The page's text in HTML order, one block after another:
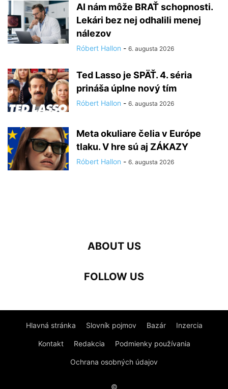
AI nám môže BRAŤ schopnosti.
Lekári bez nej odhalili menej
nálezov
Róbert Hallon - 6. augusta 2026
Ted Lasso je SPÄŤ. 4. séria
prináša úplne nový tím
Róbert Hallon - 6. augusta 2026
Meta okuliare čelia v Európe
tlaku. V hre sú aj ZÁKAZY
Róbert Hallon - 6. augusta 2026
ABOUT US
FOLLOW US
Hlavná stránka Slovník pojmov Bazár Inzercia
Kontakt Redakcia Podmienky používania
Ochrana osobných údajov
©